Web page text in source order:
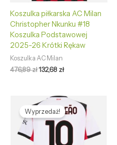
Koszulka piłkarska AC Milan
Christopher Nkunku #18
Koszulka Podstawowej
2025-26 Krótki Rękaw
Koszulka AC Milan
476,89zł132,68 zł
Wyprzedaż!
Pierwotna
cena
wynosiła:
476,89 zł.
Aktualna
cena
wynosi:
132,68 zł.